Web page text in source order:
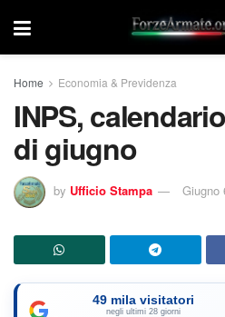
Home Economia & Previdenza
INPS,
di giugno
by Ufficio Stampa Giugno
49 mila visitatori
negli ultimi 28 giorni